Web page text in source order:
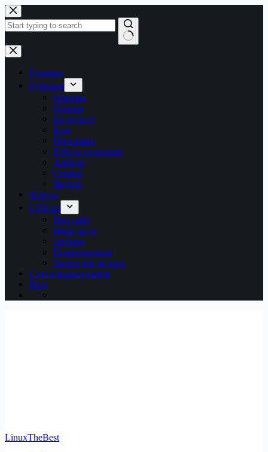
Перейти
до
вмісту
Немає
результатів
Головна
Рубрики
Новини
Обзори
Інструкції
Ігри
Програми
Робоче оточення
Android
Сервер
Железо
Форум
LTB.net
Про сайт
Наші друзі
Автори
Пожертвувати
Зворотній зв’язок
Статті користувачів
Вхід
LinuxTheBest